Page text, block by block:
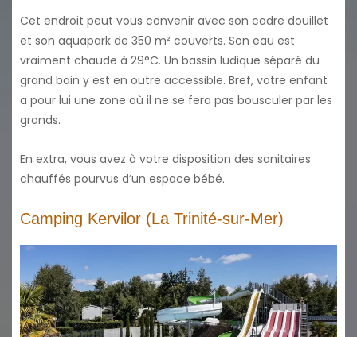
Cet endroit peut vous convenir avec son cadre douillet
et son aquapark de 350 m² couverts. Son eau est
vraiment chaude à 29°C. Un bassin ludique séparé du
grand bain y est en outre accessible. Bref, votre enfant
a pour lui une zone où il ne se fera pas bousculer par les
grands.
En extra, vous avez à votre disposition des sanitaires
chauffés pourvus d’un espace bébé.
Camping Kervilor (La Trinité-sur-Mer)